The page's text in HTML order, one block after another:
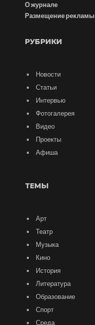
О журнале
Размещение рекламы
РУБРИКИ
Новости
Статьи
Интервью
Фотогалерея
Видео
Проекты
Афиша
ТЕМЫ
Арт
Театр
Музыка
Кино
История
Литература
Образование
Спорт
Среда